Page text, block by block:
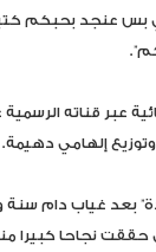
بس عنجد بحبكم
إلهامي دهيمة.
بعد غياب دام
حققت نجاحا كبيرا